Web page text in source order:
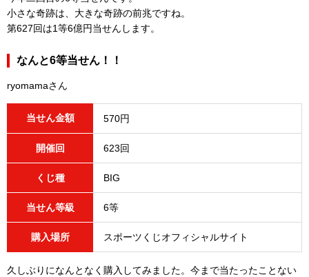
小さな奇跡は、大きな奇跡の前兆ですね。
第627回は1等6億円当せんします。
なんと6等当せん！！
ryomamaさん
当せん金額 570円
開催回 623回
くじ種 BIG
当せん等級 6等
購入場所 スポーツくじオフィシャルサイト
久しぶりになんとなく購入してみました。今まで当たったことない